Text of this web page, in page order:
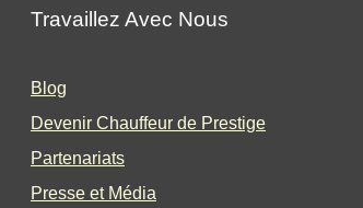
Travaillez Avec Nous
Blog
Devenir Chauffeur de Prestige
Partenariats
Presse et Média